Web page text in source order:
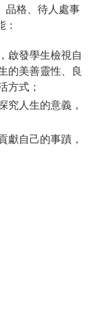
品格、待人處事
啟發學生檢視自
的美善靈性、良
方式；
究人生的意義，
獻自己的事蹟，